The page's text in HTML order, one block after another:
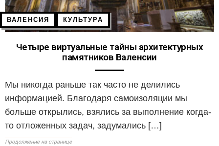
ВАЛЕНСИЯ КУЛЬТУРА
Четыре виртуальные тайны архитектурных
памятников Валенсии
Мы никогда раньше так часто не делились
информацией. Благодаря самоизоляции мы
больше открылись, взялись за выполнение когда-
то отложенных задач, задумались […]
Продолжение на странице